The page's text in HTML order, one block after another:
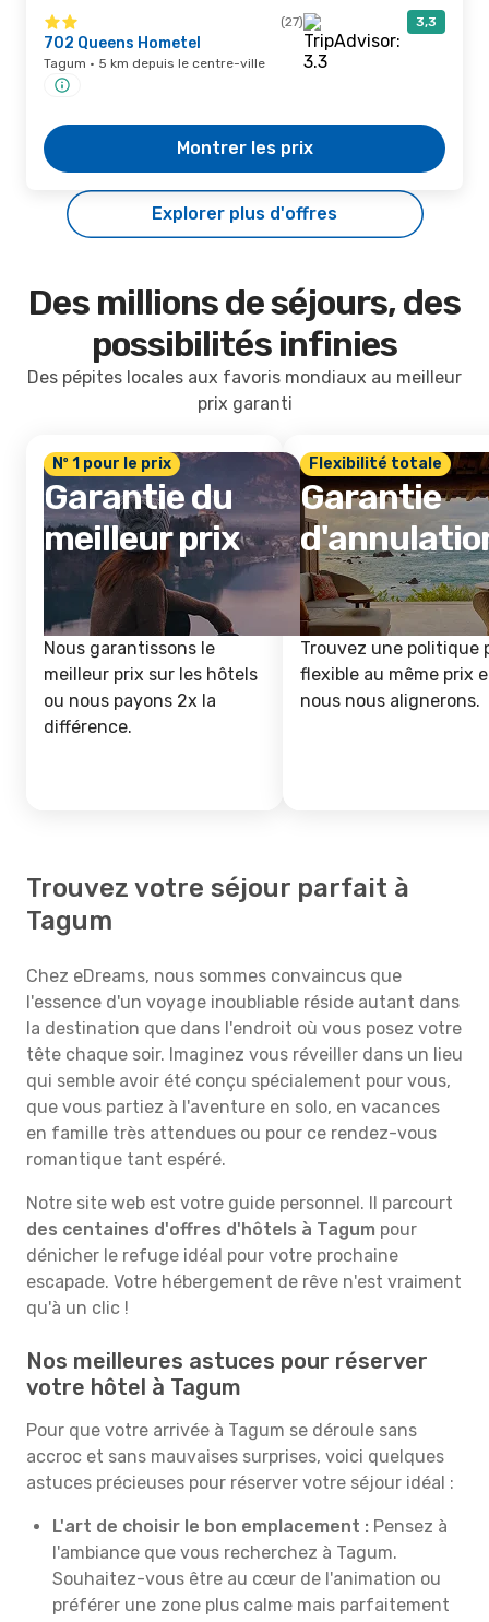
(27) 3,3
702 Queens Hometel
Tagum · 5 km depuis le centre-ville
Montrer les prix
Explorer plus d'offres
Des millions de séjours, des
possibilités infinies
Des pépites locales aux favoris mondiaux au meilleur
prix garanti
Nº 1 pour le prix
Garantie du
meilleur prix
Nous garantissons le
meilleur prix sur les hôtels
ou nous payons 2x la
différence.
Flexibilité totale
Garantie
Trouvez une politique
flexible au même prix
nous nous alignerons.
Trouvez votre séjour parfait à
Tagum
Chez eDreams, nous sommes convaincus que
l'essence d'un voyage inoubliable réside autant dans
la destination que dans l'endroit où vous posez votre
tête chaque soir. Imaginez vous réveiller dans un lieu
qui semble avoir été conçu spécialement pour vous,
que vous partiez à l'aventure en solo, en vacances
en famille très attendues ou pour ce rendez-vous
romantique tant espéré.
Notre site web est votre guide personnel. Il parcourt
des centaines d'offres d'hôtels à Tagum pour
dénicher le refuge idéal pour votre prochaine
escapade. Votre hébergement de rêve n'est vraiment
qu'à un clic !
Nos meilleures astuces pour réserver
votre hôtel à Tagum
Pour que votre arrivée à Tagum se déroule sans
accroc et sans mauvaises surprises, voici quelques
astuces précieuses pour réserver votre séjour idéal :
L'art de choisir le bon emplacement : Pensez à
l'ambiance que vous recherchez à Tagum.
Souhaitez-vous être au cœur de l'animation ou
préférer une zone plus calme mais parfaitement